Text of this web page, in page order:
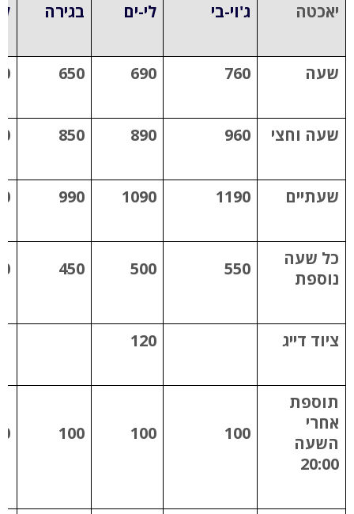
יאכטה ג'וי-בי לי-ים בגירה
שעה 760
690
650
שעה וחצי 960
890
850
שעתיים 1190
1090
990
כל שעה
נוספת
550
500
450
ציוד דייג 120
תוספת
אחרי
השעה
20:00
100
100
100